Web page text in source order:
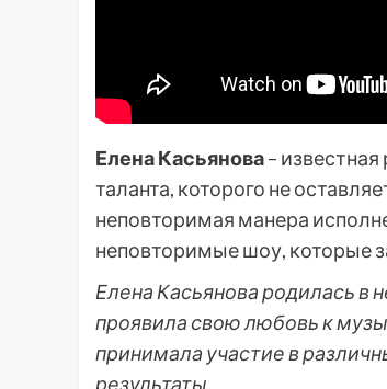
Елена Касьянова–
таланта, которого не
неповторимая манера
неповторимые шоу, которые
Елена Касьянова родилась в
проявила свою любовь к
принимала участие в
результаты.